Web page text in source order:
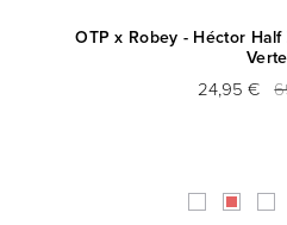
OTP x Robey - Héctor
Verte
24,95 €